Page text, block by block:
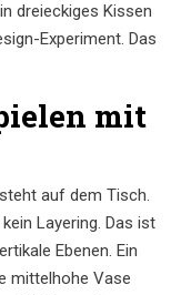
dreieckiges Kissen
Experiment. Das
mit
auf dem Tisch.
Layering. Das ist
Ebenen. Ein
mittelhohe Vase